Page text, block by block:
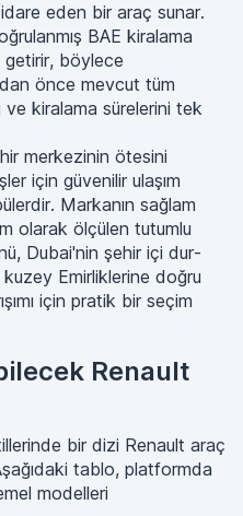
eden bir araç sunar.
BAE kiralama
böylece
önce mevcut tüm
ve kiralama sürelerini tek
merkezinin ötesini
için güvenilir ulaşım
Markanın sağlam
olarak ölçülen tutumlu
Dubai'nin şehir içi dur-
Emirliklerine doğru
için pratik bir seçim
Renault
bir dizi Renault araç
tablo, platformda
modelleri